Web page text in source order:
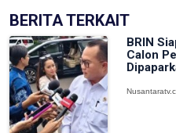
BERITA TERKAIT
BRIN
Calon